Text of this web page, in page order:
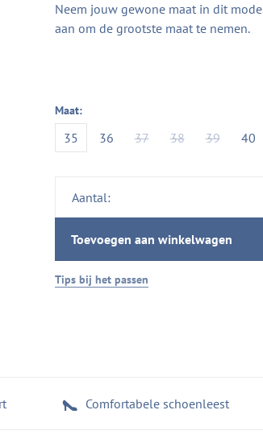
Neem jouw gewone maat in dit
aan om de grootste maat te nemen.
Maat:
35 36 37 38 39 40
Aantal:
Toevoegen aan winkelwagen
Tips bij het passen
Comfortabele schoenleest